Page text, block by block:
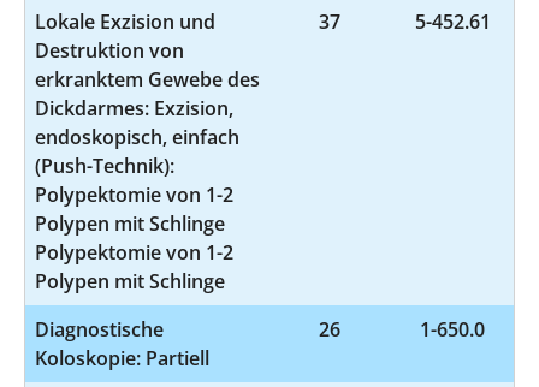
Lokale Exzision und
Destruktion von
erkranktem Gewebe des
Dickdarmes: Exzision,
endoskopisch, einfach
(Push-Technik):
Polypektomie von 1-2
Polypen mit Schlinge
Polypektomie von 1-2
Polypen mit Schlinge
37 5-452.61
Diagnostische
Koloskopie: Partiell
26 1-650.0